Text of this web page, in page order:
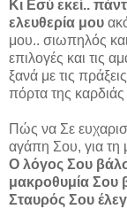
Κι Εσύ εκεί..
ελευθερία μου
μου.. σιωπηλός
επιλογές και τις
ξανά με τις
πόρτα της
Πώς να Σε
αγάπη Σου, για τη
Ο λόγος Σου
μακροθυμία Σου
Σταυρός Σου